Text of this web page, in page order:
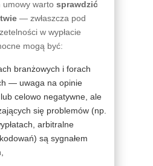
umowy warto sprawdzić
— zwłaszcza pod
w wypłacie
mogą być:
branżowych i forach
— uwaga na opinie
celowo negatywne, ale
się problemów (np.
arbitralne
są sygnałem